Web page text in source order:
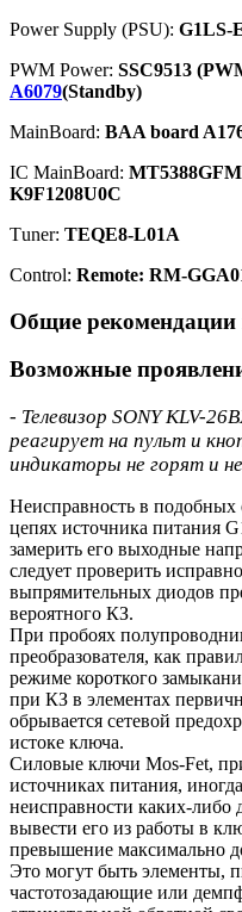
Power Supply (PSU): G1LS-
PWM Power: SSC9513
A6079(Standby)
MainBoard: BAA board
IC MainBoard:
K9F1208U0C
Тuner: TEQE8-L01A
Control: Remote: RM-
Общие
Возможные
- Телевизор SONY KLV-
реагирует на пульт и
индикаторы не горят и
Неисправность в подобных
цепях источника питания
замерить его выходные
следует проверить
выпрямительных диодов
вероятного КЗ.
При пробоях
преобразователя, как
режиме короткого
при КЗ в элементах
обрывается сетевой
истоке ключа.
Силовые ключи Mos-Fet,
источниках питания,
неисправности каких-либо
вывести его из работы в
превышение максимально
Это могут быть
частотозадающие или